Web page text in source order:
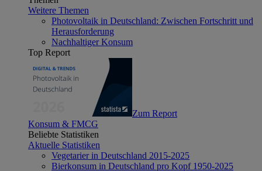
Weitere Themen
Photovoltaik in Deutschland: Zwischen Fortschritt und
Herausforderung
Nachhaltiger Konsum
Top Report
Zum Report
Konsum & FMCG
Beliebte Statistiken
Aktuelle Statistiken
Vegetarier in Deutschland 2015-2025
Bierkonsum in Deutschland pro Kopf 1950-2025